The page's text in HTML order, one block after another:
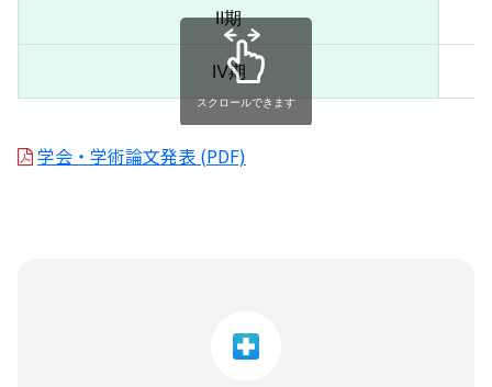
Ⅱ期
Ⅳ期
スクロールできます
学会・学術論文発表 (PDF)